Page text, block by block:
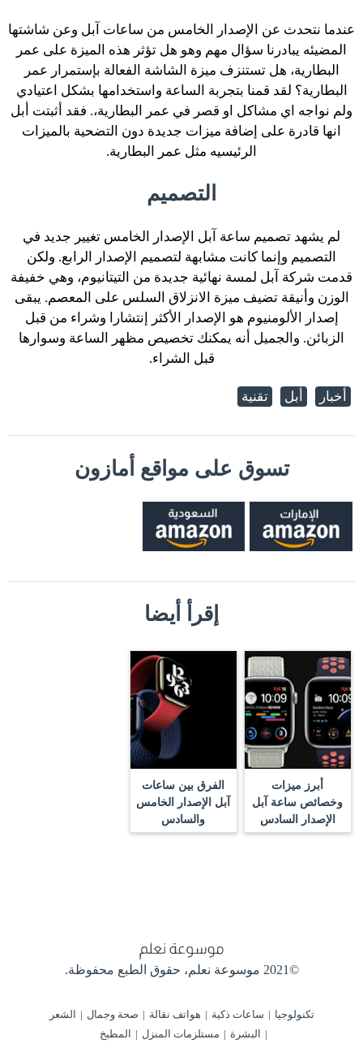
عندما نتحدث عن الإصدار الخامس من ساعات آبل وعن شاشتها
المضيئه يبادرنا سؤال مهم وهو هل تؤثر هذه الميزة على عمر
البطارية، هل تستنزف ميزة الشاشة الفعالة بإستمرار عمر
البطارية؟ لقد قمنا بتجربة الساعة واستخدامها بشكل اعتيادي
ولم نواجه اي مشاكل او قصر في عمر البطارية،. فقد أثبتت أبل
انها قادرة على إضافة ميزات جديدة دون التضحية بالميزات
الرئيسيه مثل عمر البطارية.
التصميم
لم يشهد تصميم ساعة آبل الإصدار الخامس تغيير جديد في
التصميم وإنما كانت مشابهة لتصميم الإصدار الرابع. ولكن
قدمت شركة آبل لمسة نهائية جديدة من التيتانيوم، وهي خفيفة
الوزن وأنيقة تضيف ميزة الانزلاق السلس على المعصم. يبقى
إصدار الألومنيوم هو الإصدار الأكثر إنتشارا وشراء من قبل
الزبائن. والجميل أنه يمكنك تخصيص مظهر الساعة وسوارها
قبل الشراء.
أخبار أبل تقنية
تسوق على مواقع أمازون
إقرأ أيضا
أبرز ميزات
وخصائص ساعة آبل
الإصدار السادس
الفرق بين ساعات
آبل الإصدار الخامس
والسادس
©2021 موسوعة نعلم، حقوق الطبع محفوظة.
تكنولوجيا ساعات ذكية هواتف نقالة صحة وجمال
الشعر
البشرة
مستلزمات المنزل
المطبخ